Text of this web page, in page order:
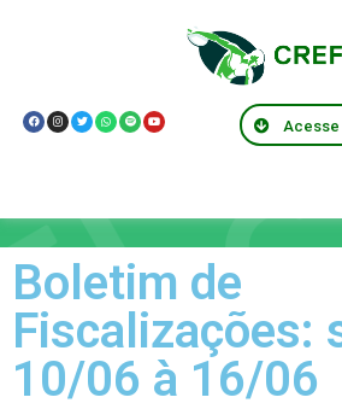
Acesse
Boletim de
Fiscalizações:
10/06 à 16/06